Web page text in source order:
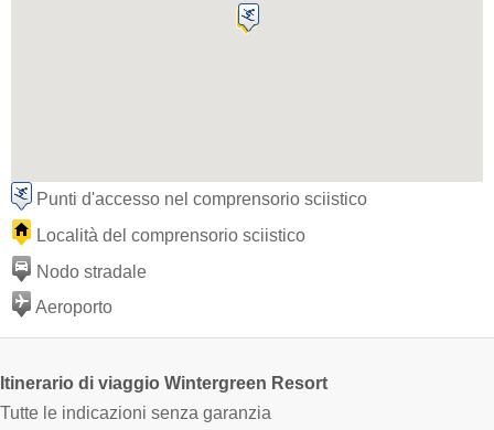
Punti d'accesso nel comprensorio sciistico
Località del comprensorio sciistico
Nodo stradale
Aeroporto
Itinerario di viaggio Wintergreen Resort
Tutte le indicazioni senza garanzia